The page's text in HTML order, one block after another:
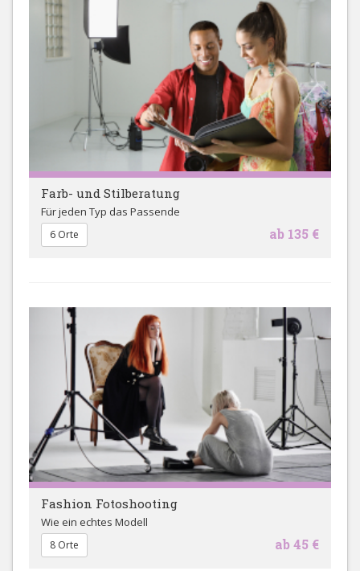
Farb- und Stilberatung
Für jeden Typ das Passende
ab 135 €
6 Orte
Fashion Fotoshooting
Wie ein echtes Modell
ab 45 €
8 Orte